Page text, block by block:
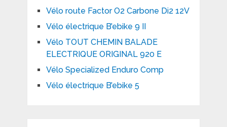
Vélo route Factor O2 Carbone Di2 12V
Vélo électrique B’ebike 9 II
Vélo TOUT CHEMIN BALADE
ELECTRIQUE ORIGINAL 920 E
Vélo Specialized Enduro Comp
Vélo électrique B’ebike 5